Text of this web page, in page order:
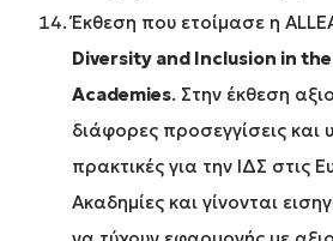
Έκθεση που ετοίμασε η
Diversity and Inclusion in
Academies. Στην έκθεση
διάφορες προσεγγίσεις και
πρακτικές για την ΙΔΣ στις
Ακαδημίες και γίνονται